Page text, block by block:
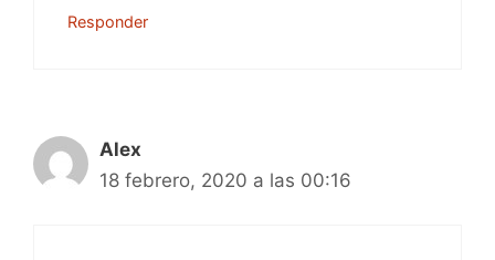
Responder
Alex
18 febrero, 2020 a las 00:16